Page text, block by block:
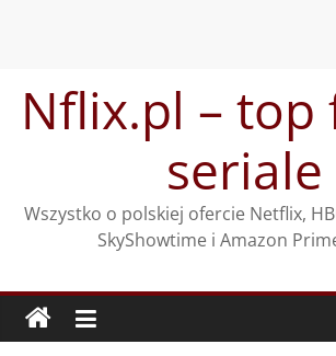
treściNflix.pl – top
seriale
Wszystko o polskiej ofercie Netflix,
SkyShowtime i Amazon